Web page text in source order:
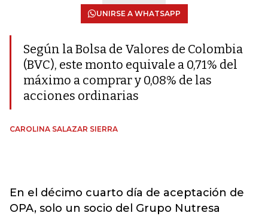
UNIRSE A WHATSAPP
Según la Bolsa de Valores de Colombia
(BVC), este monto equivale a 0,71% del
máximo a comprar y 0,08% de las
acciones ordinarias
CAROLINA SALAZAR SIERRA
En el décimo cuarto día de aceptación de
OPA, solo un socio del Grupo Nutresa